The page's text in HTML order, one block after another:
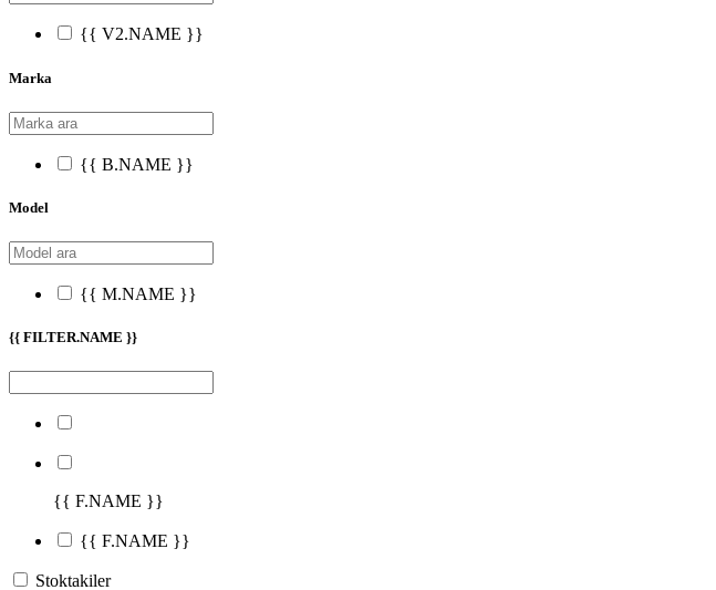
{{ V2.NAME }}
Marka
{{ B.NAME }}
Model
{{ M.NAME }}
{{ FILTER.NAME }}
{{ F.NAME }}
{{ F.NAME }}
Stoktakiler